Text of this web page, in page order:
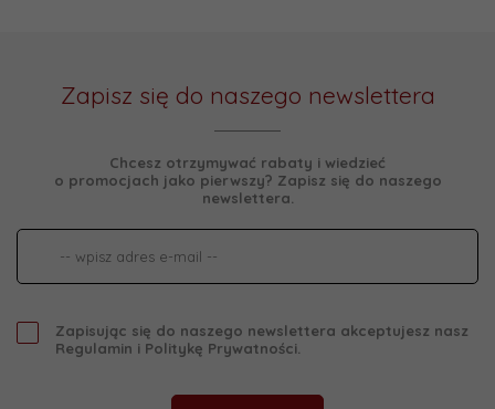
Zapisz się do naszego newslettera
Chcesz otrzymywać rabaty i wiedzieć
o promocjach jako pierwszy? Zapisz się do naszego
newslettera.
Zapisując się do naszego newslettera akceptujesz nasz
Regulamin i Politykę Prywatności